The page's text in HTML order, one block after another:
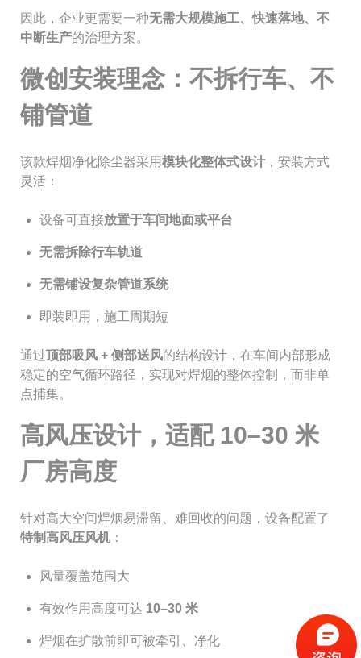
因此，企业更需要一种无需大规模施工、快速落地、不
中断生产的治理方案。
微创安装理念：不拆行车、不
铺管道
该款焊烟净化除尘器采用模块化整体式设计 ，安装方式
灵活：
设备可直接放置于车间地面或平台
无需拆除行车轨道
无需铺设复杂管道系统
即装即用，施工周期短
通过顶部吸风 + 侧部送风的结构设计，在车间内部形成
稳定的空气循环路径，实现对焊烟的整体控制，而非单
点捕集。
高风压设计，适配 10–30 米
厂房高度
针对高大空间焊烟易滞留、难回收的问题，设备配置了
特制高风压风机 ：
风量覆盖范围大
有效作用高度可达 10–30 米
焊烟在扩散前即可被牵引、净化